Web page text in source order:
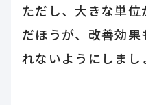
ただし、大きな単
だほうが、改善効
れないようにしまし